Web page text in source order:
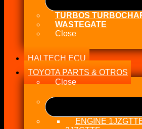
TURBOS
WASTEGATE
Close
HALTECH ECU
TOYOTA PARTS & OTROS
Close
ENGINE